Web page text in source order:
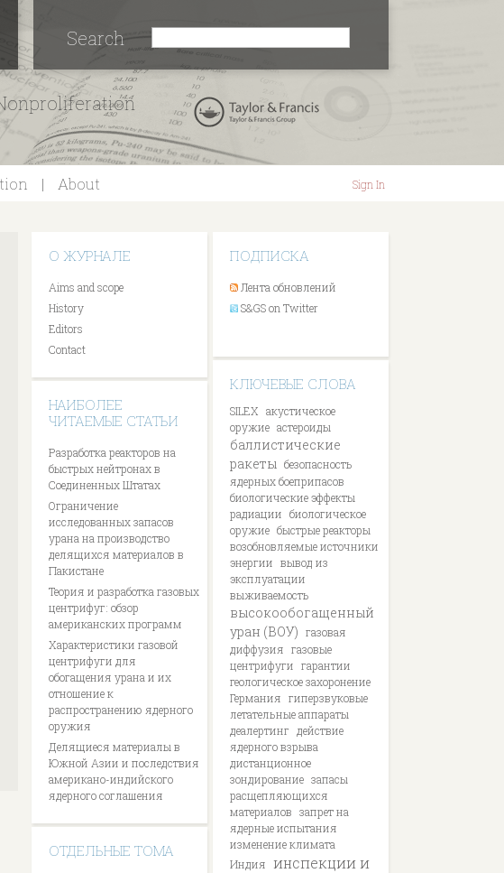
Search
About Sign In
О ЖУРНАЛЕ
Aims and scope
History
Editors
Contact
НАИБОЛЕЕ
ЧИТАЕМЫЕ СТАТЬИ
Разработка реакторов на
быстрых нейтронах в
Соединенных Штатах
Ограничение
исследованных запасов
урана на производство
делящихся материалов в
Пакистане
Теория и разработка газовых
центрифуг: обзор
американских программ
Характеристики газовой
центрифуги для
обогащения урана и их
отношение к
распространению ядерного
оружия
Делящиеся материалы в
Южной Азии и последствия
американо-индийского
ядерного соглашения
ОТДЕЛЬНЫЕ ТОМА
ПОДПИСКА
Лента обновлений
S&GS on Twitter
КЛЮЧЕВЫЕ СЛОВА
SILEX акустическое
оружие астероиды
баллистические
ракеты безопасность
ядерных боеприпасов
биологические эффекты
радиации биологическое
оружие быстрые реакторы
возобновляемые источники
энергии вывод из
эксплуатации
выживаемость
высокообогащенный
уран (ВОУ) газовая
диффузия газовые
центрифуги гарантии
геологическое захоронение
Германия гиперзвуковые
летательные аппараты
деалертинг
действие
ядерного взрыва
дистанционное
зондирование запасы
расщепляющихся
материалов запрет на
ядерные испытания
изменение климата
Индия инспекции и